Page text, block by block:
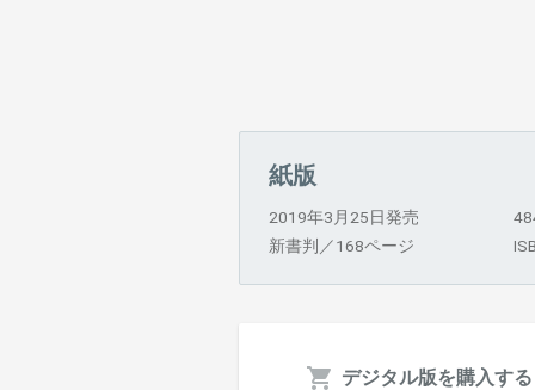
紙版
2019年3月25日発売
新書判／168ページ
デジタル版を購入する